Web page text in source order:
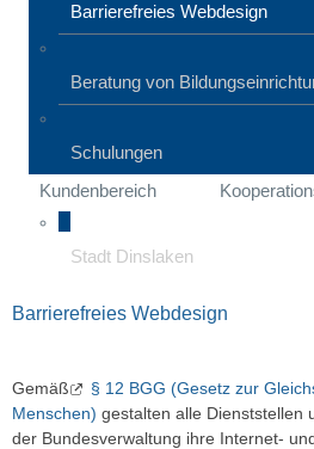
Barrierefreies Webdesign
Beratung von
Schulungen
Kundenbereich
Stadt Dinslaken
Barrierefreies Webdesign
Gemäß
§ 12 BGG (Gesetz zur
Menschen) gestalten alle Dienststellen
der Bundesverwaltung ihre Internet-